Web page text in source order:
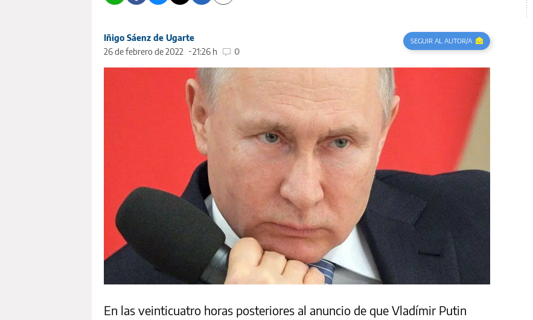
Iñigo Sáenz de Ugarte
26 de febrero de 2022
21:26 h 0
SEGUIR AL AUTOR/A
En las veinticuatro horas posteriores al anuncio de que Vladímir Putin